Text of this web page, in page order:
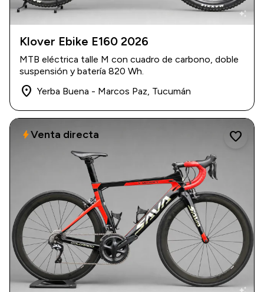
auto_awesome
USD 4.800
Klover Ebike E160 2026
MTB eléctrica talle M con cuadro de carbono, doble
suspensión y batería 820 Wh.
place Yerba Buena - Marcos Paz, Tucumán
favorite
boltVenta directa